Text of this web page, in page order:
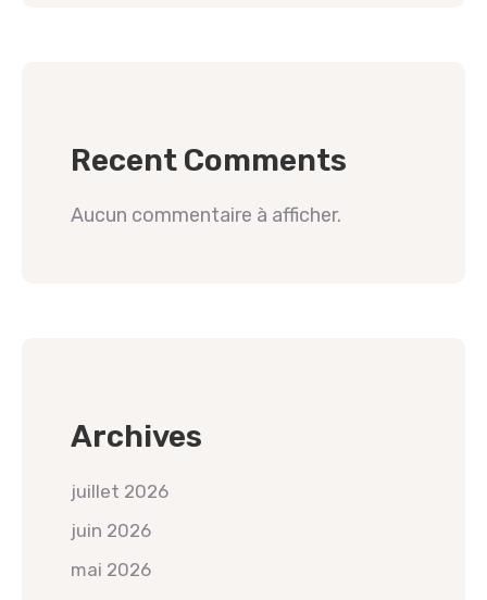
Recent Comments
Aucun commentaire à afficher.
Archives
juillet 2026
juin 2026
mai 2026